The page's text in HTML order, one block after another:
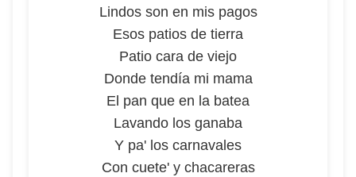
Lindos son en mis pagos
Esos patios de tierra
Patio cara de viejo
Donde tendía mi mama
El pan que en la batea
Lavando los ganaba
Y pa' los carnavales
Con cuete' y chacareras